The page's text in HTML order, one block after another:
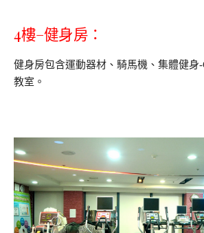
4樓–健身房：
健身房包含運動器材、騎馬機、集體健身
教室。